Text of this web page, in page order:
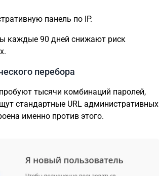
панель по IP.
каждые 90 дней снижают риск
перебора
тысячи комбинаций паролей,
стандартные URL административных
именно против этого.